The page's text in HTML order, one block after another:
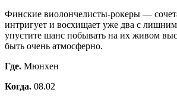
Финские виолончелисты-рокеры —
интригует и восхищает уже два с лишним
упустите шанс побывать на их живом
быть очень атмосферно.
Где. Мюнхен
Когда. 08.02